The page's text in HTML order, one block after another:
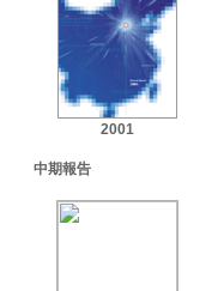
2001
中期報告